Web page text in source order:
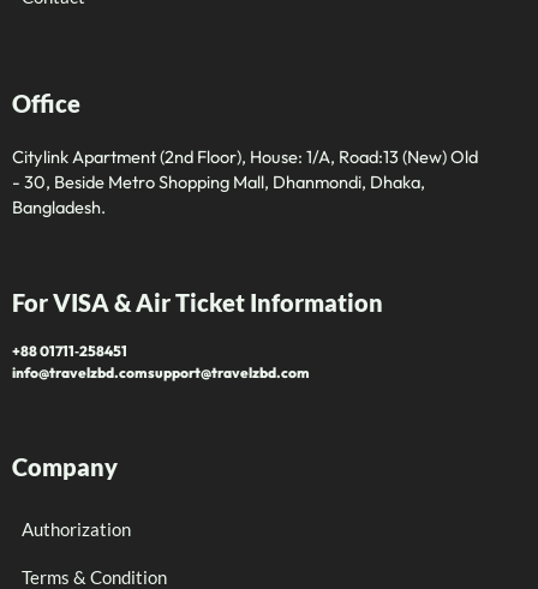
Office
Citylink Apartment (2nd Floor), House: 1/A, Road:13 (New) Old
- 30, Beside Metro Shopping Mall, Dhanmondi, Dhaka,
Bangladesh.
For VISA & Air Ticket Information
+88 01711‑258451
info@travelzbd.comsupport@travelzbd.com
Company
Authorization
Terms & Condition